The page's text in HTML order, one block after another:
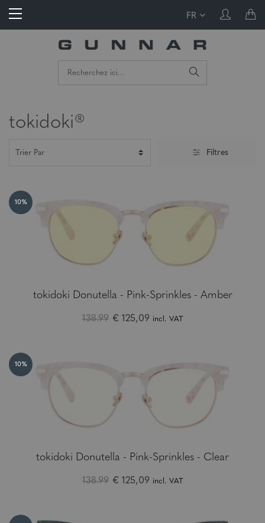
FR
tokidoki®
Filtres
10%
tokidoki Donutella - Pink-Sprinkles - Amber
138.99 € 125,09 incl. VAT
10%
tokidoki Donutella - Pink-Sprinkles - Clear
138.99 € 125,09 incl. VAT